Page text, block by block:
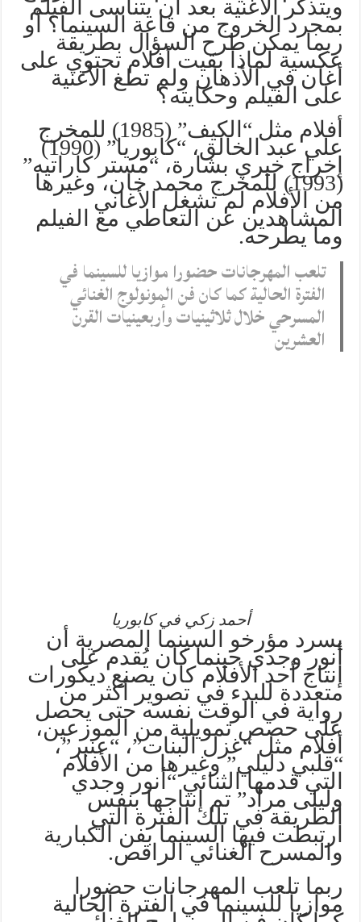
ويتذكر الأغنية بعد أن يتناسى الفيلم
بمجرد الخروج من قاعة السينما؟ أو
ربما يمكن طرح السؤال بطريقة
عكسية لماذا بقيت أفلام تحتوي على
أغان في الأذهان ولم تطغ الأغنية
على الفيلم وحكايته؟
أفلام مثل “الكيف” (1985) للمخرج
علي عبد الخالق، “كابوريا” (1990)
إخراج خيري بشارة، “مستر كاراتيه”
(1993) للمخرج محمد خان، وغيرها
من الأفلام لم تشغل الأغاني
المشاهدين عن التعاطي مع الفيلم
وما يطرحه.
تلعب المهرجانات حضورا موازيا للسينما في
الفترة الحالية كما كان فن المونولوج الغنائي
المسرحي خلال ثلاثينيات وأربعينيات القرن
العشرين
أحمد زكي في كابوريا
يسرد مؤرخو السينما المصرية أن
أنور وجدي حينما كان يُقدم على
إنتاج أحد الأفلام كان يصنع ديكورات
متعددة للبدء في تصوير أكثر من
رواية في الوقت نفسه حتى يحصل
على حصص تمويلية من الموزعين،
أفلام مثل “غزل البنات”، “عنبر”،
“قلبي دليلي” وغيرها من الأفلام
التي قدمها الثنائي “أنور وجدي
وليلى مراد” تم إنتاجها بنفس
الطريقة في تلك الفترة التي
ارتبطت فيها السينما بفن الكبارية
والمسرح الغنائي الراقص.
ربما تلعب المهرجانات حضورا
موازيا للسينما في الفترة الحالية